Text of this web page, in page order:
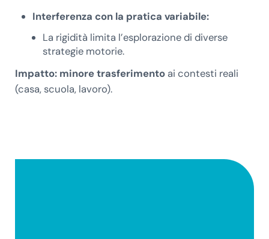
Interferenza con la pratica variabile:
La rigidità limita l’esplorazione di diverse
strategie motorie.
Impatto: minore trasferimentoai contesti reali
(casa, scuola, lavoro).